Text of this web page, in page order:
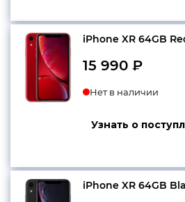
iPhone XR 64GB
15 990 ₽
Нет в наличии
Узнать о
iPhone XR 64GB